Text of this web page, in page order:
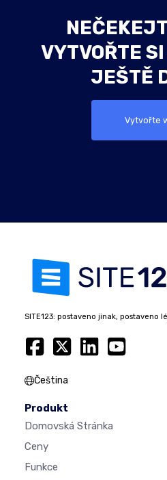
VYTVOŘTE
JEŠTĚ
Vytvořte
SITE123: postaveno jinak, postaveno
Čeština
Produkt
Domovská Stránka
Ceny
Funkce